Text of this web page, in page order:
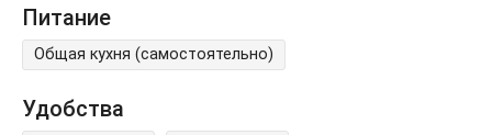
Питание
Общая кухня (самостоятельно)
Удобства